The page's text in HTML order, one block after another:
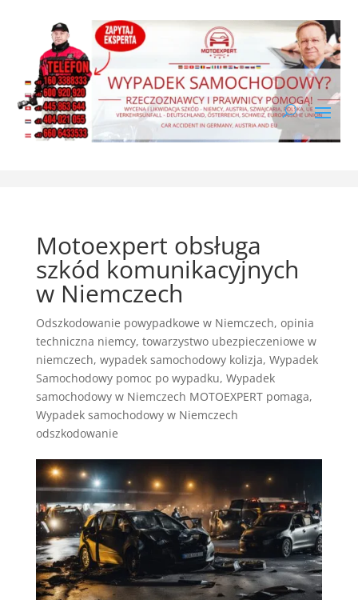
Motoexpert obsługa
szkód komunikacyjnych
w Niemczech
Odszkodowanie powypadkowe w Niemczech, opinia
techniczna niemcy, towarzystwo ubezpieczeniowe w
niemczech, wypadek samochodowy kolizja, Wypadek
Samochodowy pomoc po wypadku, Wypadek
samochodowy w Niemczech MOTOEXPERT pomaga,
Wypadek samochodowy w Niemczech
odszkodowanie